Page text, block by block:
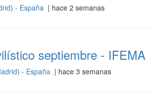
- España | hace 2 semanas
septiembre - IFEMA
- España | hace 3 semanas